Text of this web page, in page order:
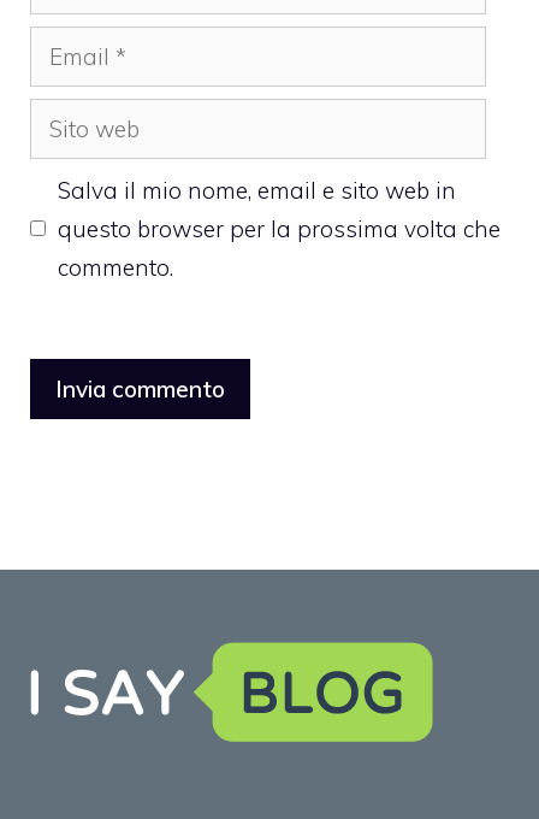
Email
Sito
web
Salva il mio nome, email e sito web in
questo browser per la prossima volta che
commento.